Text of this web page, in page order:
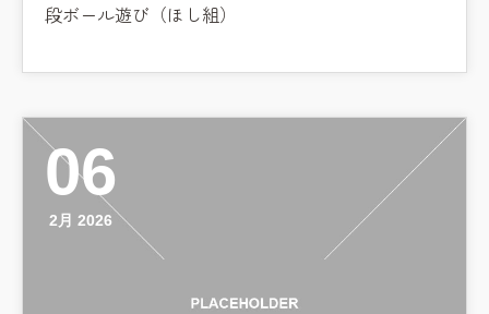
段ボール遊び（ほし組）
06
2月 2026